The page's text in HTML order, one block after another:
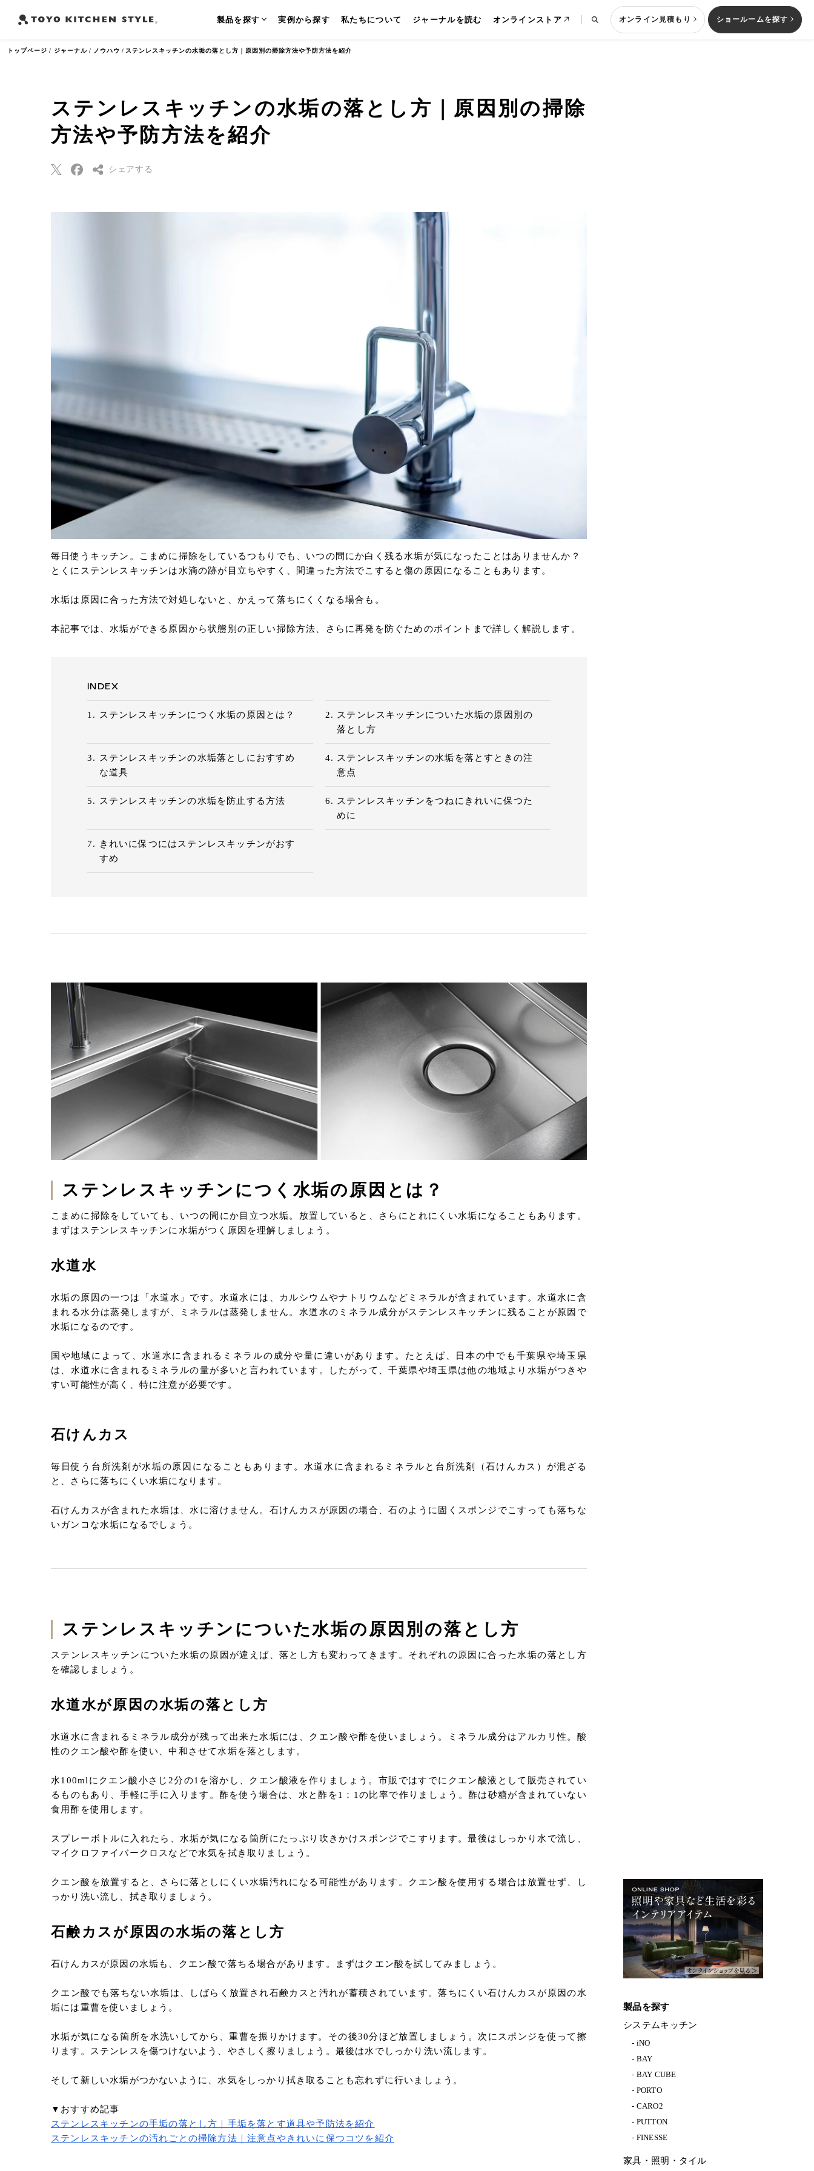
よく検索されるワード
オープンキッチン アイランドキッチン ペニンシュラキッチン
製品を探す 実例から探す 私たちについて ジャーナルを読む オンラインストア オンライン見積もり ショールームを探す
トップページ ジャーナル ノウハウ ステンレスキッチンの水垢の落とし方｜原因別の掃除方法や予防方法を紹介
ステンレスキッチンの水垢の落とし方｜原因別の掃除
方法や予防方法を紹介
シェアする
毎日使うキッチン。こまめに掃除をしているつもりでも、いつの間にか白く残る水垢が気になったことはありませんか？
とくにステンレスキッチンは水滴の跡が目立ちやすく、間違った方法でこすると傷の原因になることもあります。
水垢は原因に合った方法で対処しないと、かえって落ちにくくなる場合も。
本記事では、水垢ができる原因から状態別の正しい掃除方法、さらに再発を防ぐためのポイントまで詳しく解説します。
INDEX
ステンレスキッチンにつく水垢の原因とは？
ステンレスキッチンについた水垢の原因別の
落とし方
ステンレスキッチンの水垢落としにおすすめ
な道具
ステンレスキッチンの水垢を落とすときの注
意点
ステンレスキッチンの水垢を防止する方法
ステンレスキッチンをつねにきれいに保つた
めに
きれいに保つにはステンレスキッチンがおす
すめ
ステンレスキッチンにつく水垢の原因とは？
こまめに掃除をしていても、いつの間にか目立つ水垢。放置していると、さらにとれにくい水垢になることもあります。
まずはステンレスキッチンに水垢がつく原因を理解しましょう。
水道水
水垢の原因の一つは「水道水」です。水道水には、カルシウムやナトリウムなどミネラルが含まれています。水道水に含
まれる水分は蒸発しますが、ミネラルは蒸発しません。水道水のミネラル成分がステンレスキッチンに残ることが原因で
水垢になるのです。
国や地域によって、水道水に含まれるミネラルの成分や量に違いがあります。たとえば、日本の中でも千葉県や埼玉県
は、水道水に含まれるミネラルの量が多いと言われています。したがって、千葉県や埼玉県は他の地域より水垢がつきや
すい可能性が高く、特に注意が必要です。
石けんカス
毎日使う台所洗剤が水垢の原因になることもあります。水道水に含まれるミネラルと台所洗剤（石けんカス）が混ざる
と、さらに落ちにくい水垢になります。
石けんカスが含まれた水垢は、水に溶けません。石けんカスが原因の場合、石のように固くスポンジでこすっても落ちな
いガンコな水垢になるでしょう。
ステンレスキッチンについた水垢の原因別の落とし方
ステンレスキッチンについた水垢の原因が違えば、落とし方も変わってきます。それぞれの原因に合った水垢の落とし方
を確認しましょう。
水道水が原因の水垢の落とし方
水道水に含まれるミネラル成分が残って出来た水垢には、クエン酸や酢を使いましょう。ミネラル成分はアルカリ性。酸
性のクエン酸や酢を使い、中和させて水垢を落とします。
水100mlにクエン酸小さじ2分の1を溶かし、クエン酸液を作りましょう。市販ではすでにクエン酸液として販売されてい
るものもあり、手軽に手に入ります。酢を使う場合は、水と酢を1：1の比率で作りましょう。酢は砂糖が含まれていない
食用酢を使用します。
スプレーボトルに入れたら、水垢が気になる箇所にたっぷり吹きかけスポンジでこすります。最後はしっかり水で流し、
マイクロファイバークロスなどで水気を拭き取りましょう。
クエン酸を放置すると、さらに落としにくい水垢汚れになる可能性があります。クエン酸を使用する場合は放置せず、し
っかり洗い流し、拭き取りましょう。
石鹸カスが原因の水垢の落とし方
石けんカスが原因の水垢も、クエン酸で落ちる場合があります。まずはクエン酸を試してみましょう。
クエン酸でも落ちない水垢は、しばらく放置され石鹸カスと汚れが蓄積されています。落ちにくい石けんカスが原因の水
垢には重曹を使いましょう。
水垢が気になる箇所を水洗いしてから、重曹を振りかけます。その後30分ほど放置しましょう。次にスポンジを使って擦
ります。ステンレスを傷つけないよう、やさしく擦りましょう。最後は水でしっかり洗い流します。
そして新しい水垢がつかないように、水気をしっかり拭き取ることも忘れずに行いましょう。
▼おすすめ記事
ステンレスキッチンの手垢の落とし方｜手垢を落とす道具や予防法を紹介
ステンレスキッチンの汚れごとの掃除方法｜注意点やきれいに保つコツを紹介
製品を探す
システムキッチン
iNO
BAY
BAY CUBE
PORTO
CARO2
PUTTON
FINESSE
家具・照明・タイル